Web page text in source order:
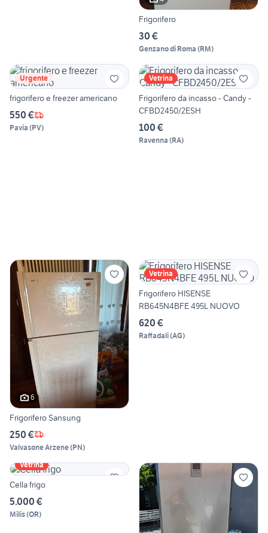
Frigorifero
30 €
Genzano di Roma (RM)
Urgente
frigorifero e freezer americano
550 €
Pavia (PV)
Vetrina
Frigorifero da incasso - Candy -
CFBD2450/2ESH
100 €
Ravenna (RA)
6
Frigorifero Sansung
250 €
Valvasone Arzene(PN)
Vetrina
Frigorifero HISENSE
RB645N4BFE 495L NUOVO
620 €
Raffadali(AG)
Vetrina
Cella frigo
5.000 €
Milis(OR)